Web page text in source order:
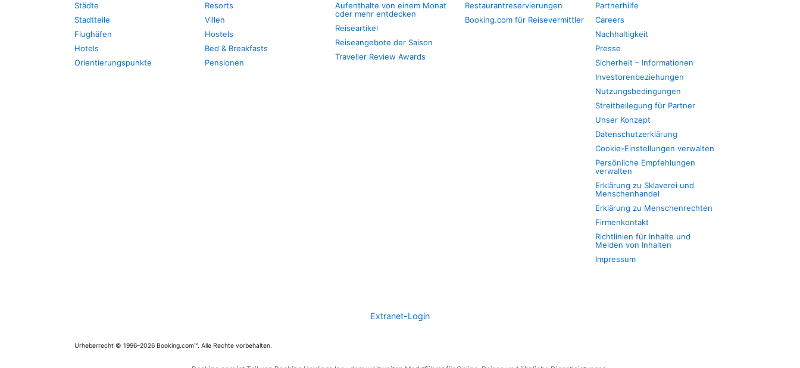
Städte
Stadtteile
Flughäfen
Hotels
Orientierungspunkte
Resorts
Villen
Hostels
Bed & Breakfasts
Pensionen
Aufenthalte von einem Monat
oder mehr entdecken
Reiseartikel
Reiseangebote der Saison
Traveller Review Awards
Restaurantreservierungen
Booking.com für Reisevermittler
Partnerhilfe
Careers
Nachhaltigkeit
Presse
Sicherheit – Informationen
Investorenbeziehungen
Nutzungsbedingungen
Streitbeilegung für Partner
Unser Konzept
Datenschutzerklärung
Cookie-Einstellungen verwalten
Persönliche Empfehlungen
verwalten
Erklärung zu Sklaverei und
Menschenhandel
Erklärung zu Menschenrechten
Firmenkontakt
Richtlinien für Inhalte und
Melden von Inhalten
Impressum
Extranet-Login
Urheberrecht © 1996–2026 Booking.com™. Alle Rechte vorbehalten.